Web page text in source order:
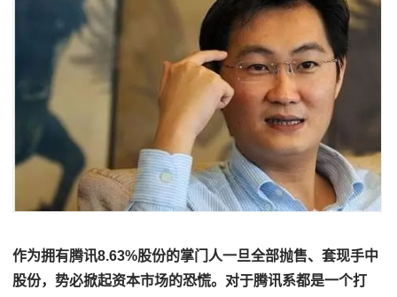
作为拥有腾讯8.63%股份的掌门人一旦全部抛售、套现手中
股份，势必掀起资本市场的恐慌。对于腾讯系都是一个打